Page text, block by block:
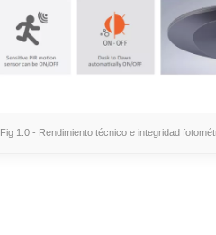
Fig 1.0 - Rendimiento técnico e integridad